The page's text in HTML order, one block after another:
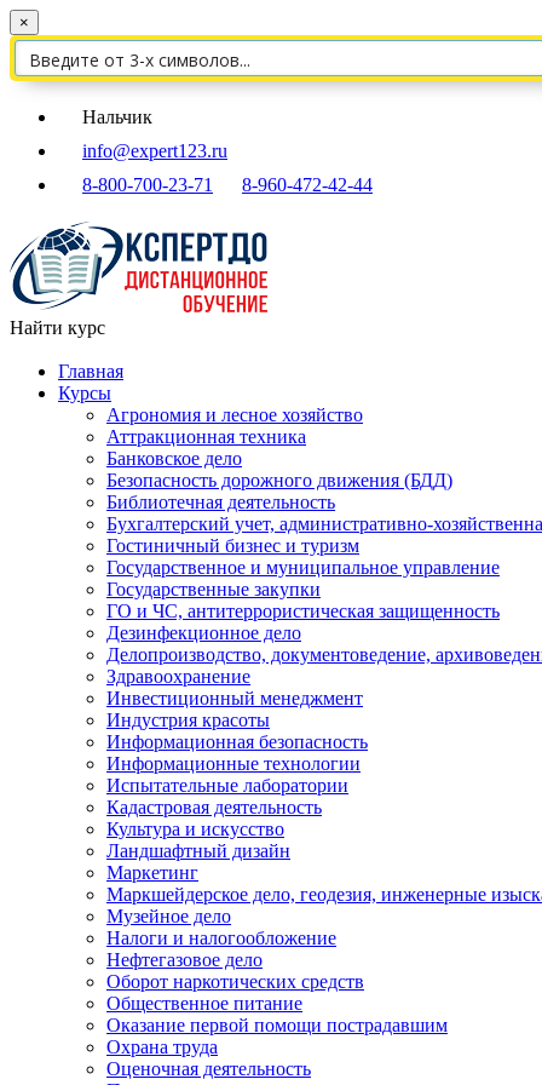
×
Нальчик
info@expert123.ru
8-800-700-23-71
8-960-472-42-44
Найти курс
Главная
Курсы
Агрономия и лесное хозяйство
Аттракционная техника
Банковское дело
Безопасность дорожного движения (БДД)
Библиотечная деятельность
Бухгалтерский учет, административно-
Гостиничный бизнес и туризм
Государственное и муниципальное управление
Государственные закупки
ГО и ЧС, антитеррористическая защищенность
Дезинфекционное дело
Делопроизводство, документоведение,
Здравоохранение
Инвестиционный менеджмент
Индустрия красоты
Информационная безопасность
Информационные технологии
Испытательные лаборатории
Кадастровая деятельность
Культура и искусство
Ландшафтный дизайн
Маркетинг
Маркшейдерское дело, геодезия, инженерные
Музейное дело
Налоги и налогообложение
Нефтегазовое дело
Оборот наркотических средств
Общественное питание
Оказание первой помощи пострадавшим
Охрана труда
Оценочная деятельность